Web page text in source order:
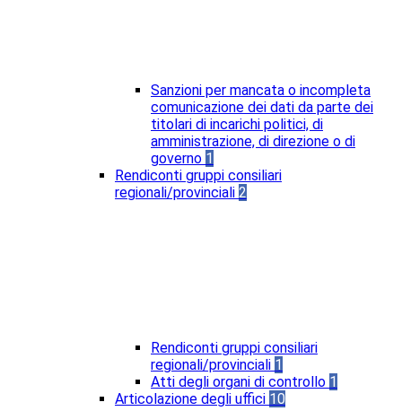
Sanzioni per mancata o incompleta
comunicazione dei dati da parte dei
titolari di incarichi politici, di
amministrazione, di direzione o di
governo 1
Rendiconti gruppi consiliari
regionali/provinciali 2
Rendiconti gruppi consiliari
regionali/provinciali 1
Atti degli organi di controllo 1
Articolazione degli uffici 10